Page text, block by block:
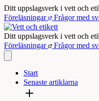
Hoppa
till
innehåll
Ditt uppslagsverk i vett och
Föreläsningar
Frågor med
Ditt uppslagsverk i vett och
Föreläsningar
Frågor med
Start
Senaste artiklarna